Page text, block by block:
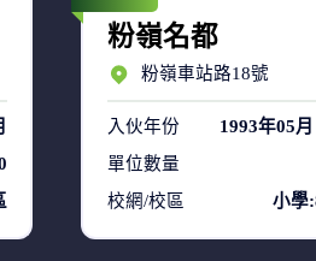
粉嶺名都
粉嶺車站路18號
入伙年份
1993年05
單位數量
校網/校區
小學